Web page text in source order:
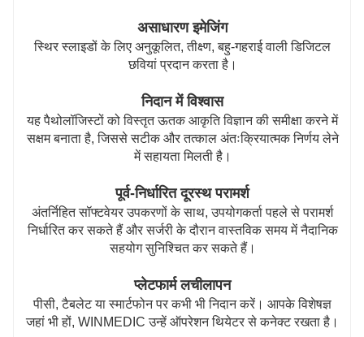
असाधारण इमेजिंग
स्थिर स्लाइडों के लिए अनुकूलित, तीक्ष्ण, बहु-गहराई वाली डिजिटल
छवियां प्रदान करता है।
निदान में विश्वास
यह पैथोलॉजिस्टों को विस्तृत ऊतक आकृति विज्ञान की समीक्षा करने में
सक्षम बनाता है, जिससे सटीक और तत्काल अंतःक्रियात्मक निर्णय लेने
में सहायता मिलती है।
पूर्व-निर्धारित दूरस्थ परामर्श
अंतर्निहित सॉफ्टवेयर उपकरणों के साथ, उपयोगकर्ता पहले से परामर्श
निर्धारित कर सकते हैं और सर्जरी के दौरान वास्तविक समय में नैदानिक
​​सहयोग सुनिश्चित कर सकते हैं।
प्लेटफार्म लचीलापन
पीसी, टैबलेट या स्मार्टफोन पर कभी भी निदान करें। आपके विशेषज्ञ
जहां भी हों, WINMEDIC उन्हें ऑपरेशन थियेटर से कनेक्ट रखता है।